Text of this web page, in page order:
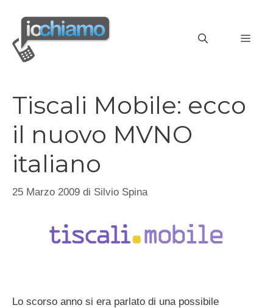
contenuto
Tiscali Mobile: ecco
il nuovo MVNO
italiano
25 Marzo 2009 di Silvio Spina
Lo scorso anno si era parlato di una possibile